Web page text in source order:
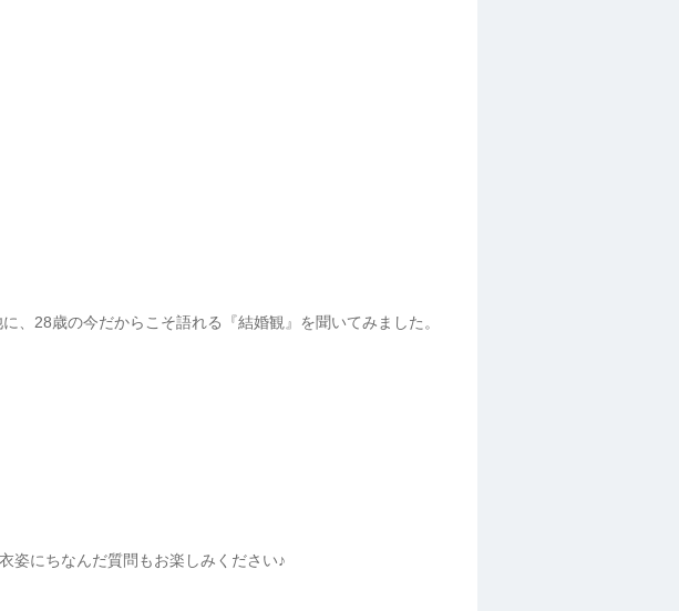
、28歳の今だからこそ語れる『結婚観』を聞いてみました。
姿にちなんだ質問もお楽しみください♪